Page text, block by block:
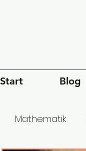
Start Blog
Mathematik